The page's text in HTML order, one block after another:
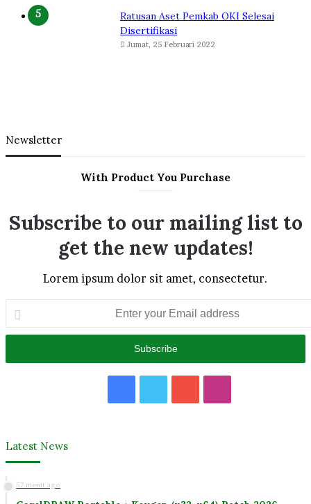
Ratusan Aset Pemkab OKI Selesai
Disertifikasi
Jumat, 25 Februari 2022
Newsletter
With Product You Purchase
Subscribe to our mailing list to
get the new updates!
Lorem ipsum dolor sit amet, consectetur.
your
Email
Latest News
57 menit ago